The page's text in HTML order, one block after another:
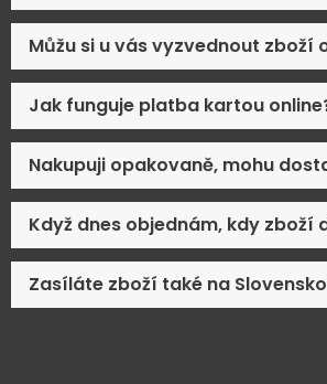
Můžu si u vás vyzvednout zboží
Jak funguje platba kartou
Nakupuji opakovaně, mohu
Když dnes objednám, kdy zboží
Zasíláte zboží také na